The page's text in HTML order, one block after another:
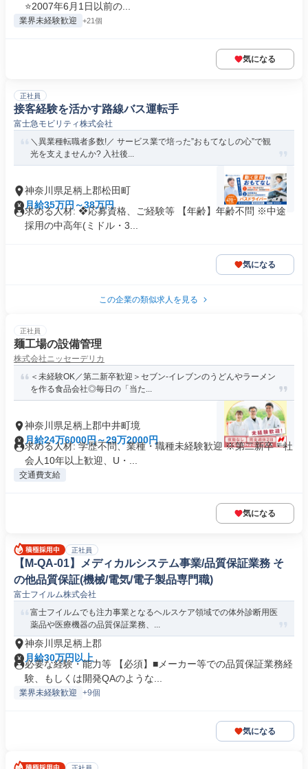
⭐2007年6月1日以前の...
業界未経験歓迎 +21個
気になる
正社員
接客経験を活かす路線バス運転手
富士急モビリティ株式会社
＼異業種転職者多数!／ サービス業で培った”おもてなしの心”で観
光を支えませんか? 入社後...
神奈川県足柄上郡松田町
月給35万円～38万円
求める人材: ❖応募資格、ご経験等 【年齢】年齢不問 ※中途
採用の中高年(ミドル・3...
気になる
この企業の類似求人を見る
正社員
麺工場の設備管理
株式会社ニッセーデリカ
＜未経験OK／第二新卒歓迎＞セブン-イレブンのうどんやラーメン
を作る食品会社◎毎日の「当た...
神奈川県足柄上郡中井町境
月給24万6000円～29万2000円
求める人材: 学歴不問、業種・職種未経験歓迎 ※第二新卒・社
会人10年以上歓迎、U・...
交通費支給
気になる
正社員
【M-QA-01】メディカルシステム事業/品質保証業務 そ
の他品質保証(機械/電気/電子製品専門職)
富士フイルム株式会社
富士フイルムでも注力事業となるヘルスケア領域での体外診断用医
薬品や医療機器の品質保証業務、...
神奈川県足柄上郡
月給30万円以上
必要な経験・能力等 【必須】■メーカー等での品質保証業務経
験、もしくは開発QAのような...
業界未経験歓迎 +9個
気になる